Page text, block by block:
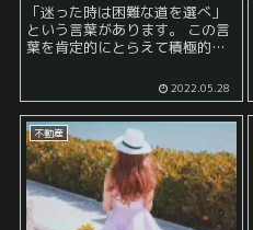
「迷った時は困難な道を選べ」
という言葉があります。 この言
葉を肯定的にとらえて積極的に
功した人が言ってるだけでしょ
う。その裏にたくさんの屍があ
2022.05.28
不動産